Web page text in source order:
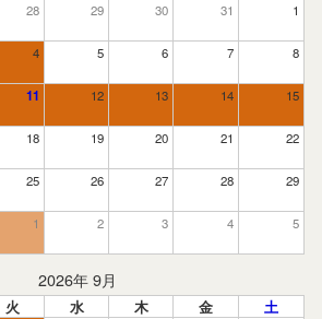
28 29 30 31 1
4 5 6 7 8
11 12 13 14 15
18 19 20 21 22
25 26 27 28 29
1 2 3 4 5
2026年 9月
火 水 木 金 土